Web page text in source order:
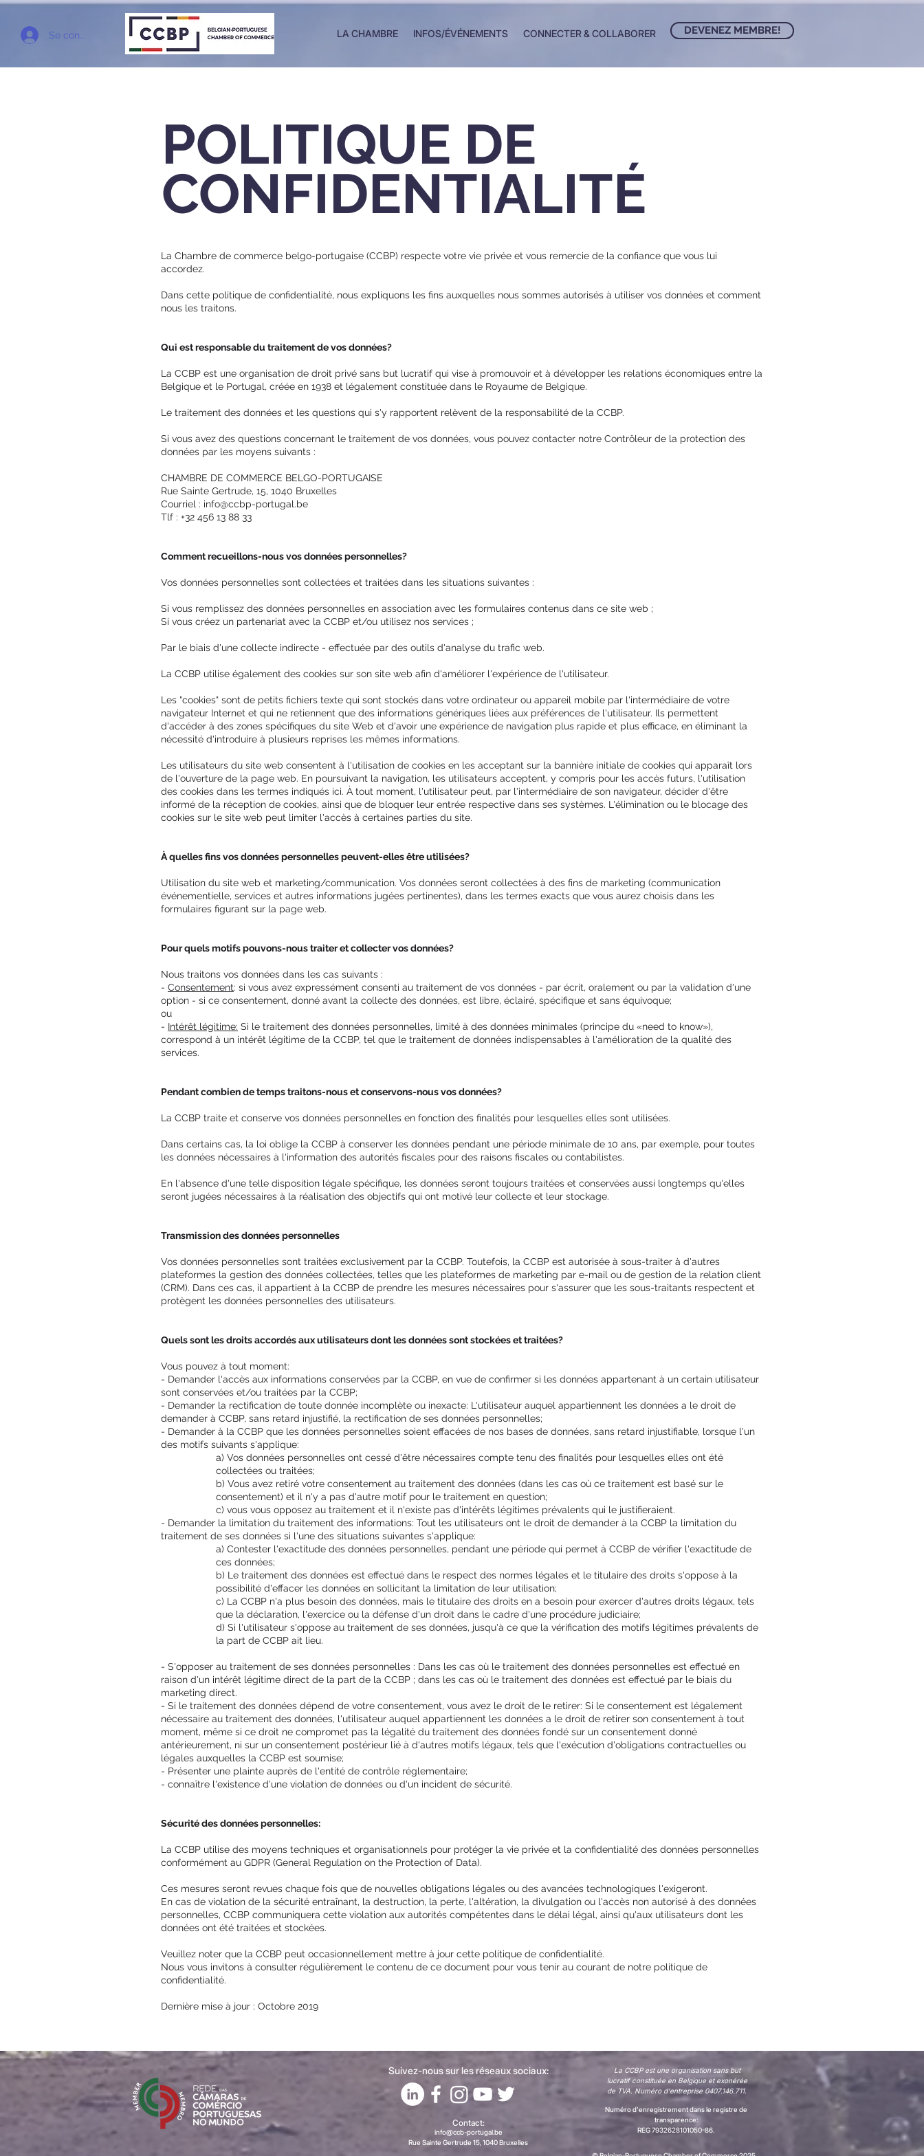
Se connecter LA CHAMBRE INFOS/ÉVÉNEMENTS CONNECTER & COLLABORER DEVENEZ MEMBRE!
La Chambre de commerce belgo-portugaise (CCBP) respecte votre vie privée et vous remercie de la confiance que vous lui
accordez.
Dans cette politique de confidentialité, nous expliquons les fins auxquelles nous sommes autorisés à utiliser vos données et comment
nous les traitons.
Qui est responsable du traitement de vos données?
La CCBP est une organisation de droit privé sans but lucratif qui vise à promouvoir et à développer les relations économiques entre la
Belgique et le Portugal, créée en 1938 et légalement constituée dans le Royaume de Belgique.
Le traitement des données et les questions qui s'y rapportent relèvent de la responsabilité de la CCBP.
Si vous avez des questions concernant le traitement de vos données, vous pouvez contacter notre Contrôleur de la protection des
données par les moyens suivants :
CHAMBRE DE COMMERCE BELGO-PORTUGAISE
Rue Sainte Gertrude, 15, 1040 Bruxelles
Courriel : info@ccbp-portugal.be
Tlf : +32 456 13 88 33
Comment recueillons-nous vos données personnelles?
Vos données personnelles sont collectées et traitées dans les situations suivantes :
Si vous remplissez des données personnelles en association avec les formulaires contenus dans ce site web ;
Si vous créez un partenariat avec la CCBP et/ou utilisez nos services ;
Par le biais d'une collecte indirecte - effectuée par des outils d'analyse du trafic web.
La CCBP utilise également des cookies sur son site web afin d'améliorer l'expérience de l'utilisateur.
Les "cookies" sont de petits fichiers texte qui sont stockés dans votre ordinateur ou appareil mobile par l'intermédiaire de votre
navigateur Internet et qui ne retiennent que des informations génériques liées aux préférences de l'utilisateur. Ils permettent
d'accéder à des zones spécifiques du site Web et d'avoir une expérience de navigation plus rapide et plus efficace, en éliminant la
nécessité d'introduire à plusieurs reprises les mêmes informations.
Les utilisateurs du site web consentent à l'utilisation de cookies en les acceptant sur la bannière initiale de cookies qui apparaît lors
de l'ouverture de la page web. En poursuivant la navigation, les utilisateurs acceptent, y compris pour les accès futurs, l'utilisation
des cookies dans les termes indiqués ici. À tout moment, l'utilisateur peut, par l'intermédiaire de son navigateur, décider d'être
informé de la réception de cookies, ainsi que de bloquer leur entrée respective dans ses systèmes. L'élimination ou le blocage des
cookies sur le site web peut limiter l'accès à certaines parties du site.
À quelles fins vos données personnelles peuvent-elles être utilisées?
Utilisation du site web et marketing/communication. Vos données seront collectées à des fins de marketing (communication
événementielle, services et autres informations jugées pertinentes), dans les termes exacts que vous aurez choisis dans les
formulaires figurant sur la page web.
Pour quels motifs pouvons-nous traiter et collecter vos données?
Nous traitons vos données dans les cas suivants :
- Consentement: si vous avez expressément consenti au traitement de vos données - par écrit, oralement ou par la validation d'une
option - si ce consentement, donné avant la collecte des données, est libre, éclairé, spécifique et sans équivoque;
ou
- Intérêt légitime: Si le traitement des données personnelles, limité à des données minimales (principe du «need to know»),
correspond à un intérêt légitime de la CCBP, tel que le traitement de données indispensables à l'amélioration de la qualité des
services.
Pendant combien de temps traitons-nous et conservons-nous vos données?
La CCBP traite et conserve vos données personnelles en fonction des finalités pour lesquelles elles sont utilisées.
Dans certains cas, la loi oblige la CCBP à conserver les données pendant une période minimale de 10 ans, par exemple, pour toutes
les données nécessaires à l'information des autorités fiscales pour des raisons fiscales ou contabilistes.
En l'absence d'une telle disposition légale spécifique, les données seront toujours traitées et conservées aussi longtemps qu'elles
seront jugées nécessaires à la réalisation des objectifs qui ont motivé leur collecte et leur stockage.
Transmission des données personnelles
Vos données personnelles sont traitées exclusivement par la CCBP. Toutefois, la CCBP est autorisée à sous-traiter à d'autres
plateformes la gestion des données collectées, telles que les plateformes de marketing par e-mail ou de gestion de la relation client
(CRM). Dans ces cas, il appartient à la CCBP de prendre les mesures nécessaires pour s'assurer que les sous-traitants respectent et
protègent les données personnelles des utilisateurs.
Quels sont les droits accordés aux utilisateurs dont les données sont stockées et traitées?
Vous pouvez à tout moment:
- Demander l'accès aux informations conservées par la CCBP, en vue de confirmer si les données appartenant à un certain utilisateur
sont conservées et/ou traitées par la CCBP;
- Demander la rectification de toute donnée incomplète ou inexacte: L'utilisateur auquel appartiennent les données a le droit de
demander à CCBP, sans retard injustifié, la rectification de ses données personnelles;
- Demander à la CCBP que les données personnelles soient effacées de nos bases de données, sans retard injustifiable, lorsque l'un
des motifs suivants s'applique:
a) Vos données personnelles ont cessé d'être nécessaires compte tenu des finalités pour lesquelles elles ont été
collectées ou traitées;
b) Vous avez retiré votre consentement au traitement des données (dans les cas où ce traitement est basé sur le
consentement) et il n'y a pas d'autre motif pour le traitement en question;
c) vous vous opposez au traitement et il n'existe pas d'intérêts légitimes prévalents qui le justifieraient.
- Demander la limitation du traitement des informations: Tout les utilisateurs ont le droit de demander à la CCBP la limitation du
traitement de ses données si l'une des situations suivantes s'applique:
a) Contester l'exactitude des données personnelles, pendant une période qui permet à CCBP de vérifier l'exactitude de
ces données;
b) Le traitement des données est effectué dans le respect des normes légales et le titulaire des droits s'oppose à la
possibilité d'effacer les données en sollicitant la limitation de leur utilisation;
c) La CCBP n'a plus besoin des données, mais le titulaire des droits en a besoin pour exercer d'autres droits légaux, tels
que la déclaration, l'exercice ou la défense d'un droit dans le cadre d'une procédure judiciaire;
d) Si l'utilisateur s'oppose au traitement de ses données, jusqu'à ce que la vérification des motifs légitimes prévalents de
la part de CCBP ait lieu.
- S'opposer au traitement de ses données personnelles : Dans les cas où le traitement des données personnelles est effectué en
raison d'un intérêt légitime direct de la part de la CCBP ; dans les cas où le traitement des données est effectué par le biais du
marketing direct.
- Si le traitement des données dépend de votre consentement, vous avez le droit de le retirer: Si le consentement est légalement
nécessaire au traitement des données, l'utilisateur auquel appartiennent les données a le droit de retirer son consentement à tout
moment, même si ce droit ne compromet pas la légalité du traitement des données fondé sur un consentement donné
antérieurement, ni sur un consentement postérieur lié à d'autres motifs légaux, tels que l'exécution d'obligations contractuelles ou
légales auxquelles la CCBP est soumise;
- Présenter une plainte auprès de l'entité de contrôle réglementaire;
- connaître l'existence d'une violation de données ou d'un incident de sécurité.
Sécurité des données personnelles:
La CCBP utilise des moyens techniques et organisationnels pour protéger la vie privée et la confidentialité des données personnelles
conformément au GDPR (General Regulation on the Protection of Data).
Ces mesures seront revues chaque fois que de nouvelles obligations légales ou des avancées technologiques l'exigeront.
En cas de violation de la sécurité entraînant, la destruction, la perte, l'altération, la divulgation ou l'accès non autorisé à des données
personnelles, CCBP communiquera cette violation aux autorités compétentes dans le délai légal, ainsi qu'aux utilisateurs dont les
données ont été traitées et stockées.
Veuillez noter que la CCBP peut occasionnellement mettre à jour cette politique de confidentialité.
Nous vous invitons à consulter régulièrement le contenu de ce document pour vous tenir au courant de notre politique de
confidentialité.
Dernière mise à jour : Octobre 2019
POLITIQUE DE
CONFIDENTIALITÉ
Suivez-nous sur les réseaux sociaux:
Contact:
info@ccb-portugal.be
Rue Sainte Gertrude 15, 1040 Bruxelles
La CCBP est une organisation sans but
lucratif constituée en Belgique et exonérée
de TVA. Numéro d'entreprise 0407.146.711.
Numéro d'enregistrement dans le registre de
transparence:
REG 7932628101050-86.